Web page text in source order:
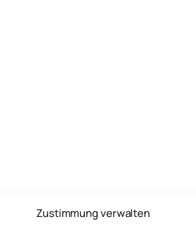
Zustimmung verwalten